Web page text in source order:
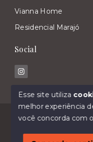
Olá!
Vianna Home
Residencial Marajó
Social
© Copyright 2026 -
Esse site utiliza
melhor experiência
você concorda com